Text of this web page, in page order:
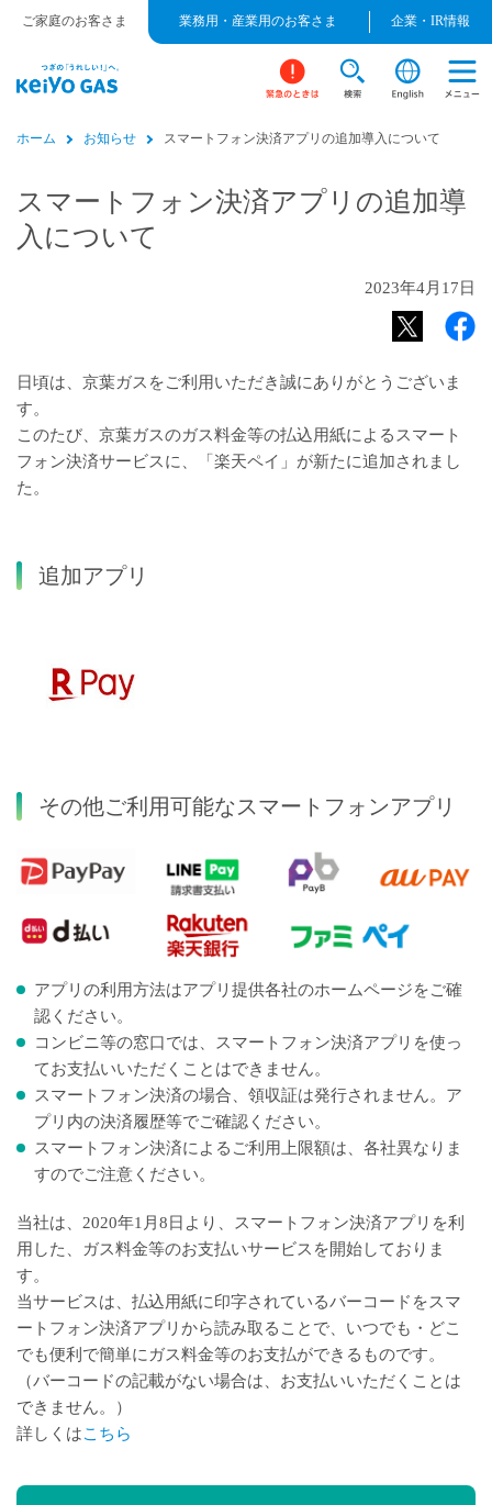
ご家庭のお客さま 業務用・産業用のお客さま 企業・IR情報
ホーム お知らせ スマートフォン決済アプリの追加導入について
スマートフォン決済アプリの追加導
入について
2023年4月17日
日頃は、京葉ガスをご利用いただき誠にありがとうございま
す。
このたび、京葉ガスのガス料金等の払込用紙によるスマート
フォン決済サービスに、「楽天ペイ」が新たに追加されまし
た。
追加アプリ
その他ご利用可能なスマートフォンアプリ
アプリの利用方法はアプリ提供各社のホームページをご確
認ください。
コンビニ等の窓口では、スマートフォン決済アプリを使っ
てお支払いいただくことはできません。
スマートフォン決済の場合、領収証は発行されません。ア
プリ内の決済履歴等でご確認ください。
スマートフォン決済によるご利用上限額は、各社異なりま
すのでご注意ください。
当社は、2020年1月8日より、スマートフォン決済アプリを利
用した、ガス料金等のお支払いサービスを開始しておりま
す。
当サービスは、払込用紙に印字されているバーコードをスマ
ートフォン決済アプリから読み取ることで、いつでも・どこ
でも便利で簡単にガス料金等のお支払ができるものです。
（バーコードの記載がない場合は、お支払いいただくことは
できません。）
詳しくはこちら